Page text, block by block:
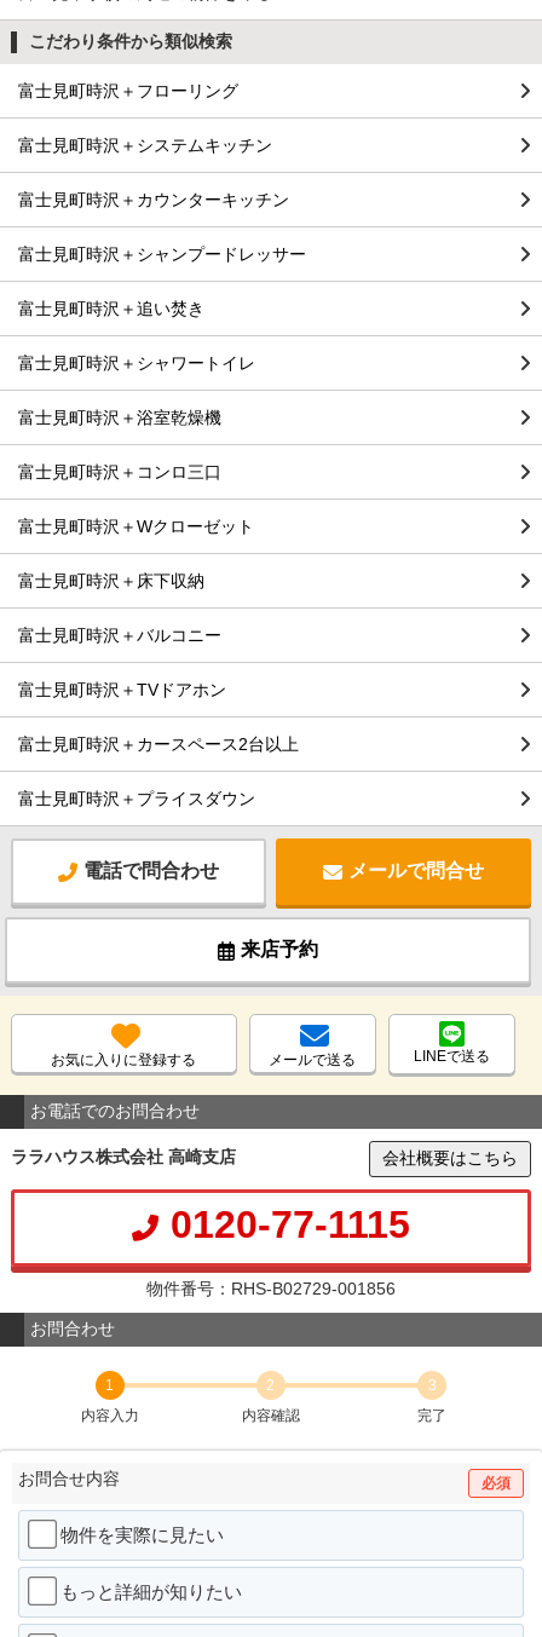
こだわり条件から類似検索
富士見町時沢＋フローリング
富士見町時沢＋システムキッチン
富士見町時沢＋カウンターキッチン
富士見町時沢＋シャンプードレッサー
富士見町時沢＋追い焚き
富士見町時沢＋シャワートイレ
富士見町時沢＋浴室乾燥機
富士見町時沢＋コンロ三口
富士見町時沢＋Wクローゼット
富士見町時沢＋床下収納
富士見町時沢＋バルコニー
富士見町時沢＋TVドアホン
富士見町時沢＋カースペース2台以上
富士見町時沢＋プライスダウン
電話で問合わせ メールで問合せ
来店予約
お気に入りに登録する メールで送る LINEで送る
お電話でのお問合わせ
ララハウス株式会社 高崎支店 会社概要はこちら
0120-77-1115
物件番号：RHS-B02729-001856
お問合わせ
1
内容入力
2
内容確認
3
完了
お問合せ内容 必須
物件を実際に見たい
もっと詳細が知りたい